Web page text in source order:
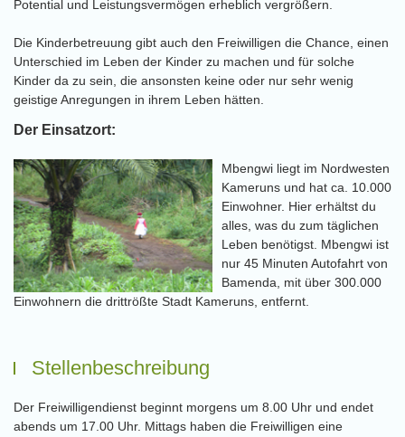
Potential und Leistungsvermögen erheblich vergrößern.
Die Kinderbetreuung gibt auch den Freiwilligen die Chance, einen
Unterschied im Leben der Kinder zu machen und für solche
Kinder da zu sein, die ansonsten keine oder nur sehr wenig
geistige Anregungen in ihrem Leben hätten.
Der Einsatzort:
Mbengwi liegt im Nordwesten
Kameruns und hat ca. 10.000
Einwohner. Hier erhältst du
alles, was du zum täglichen
Leben benötigst. Mbengwi ist
nur 45 Minuten Autofahrt von
Bamenda, mit über 300.000
Einwohnern die drittrößte Stadt Kameruns, entfernt.
Stellenbeschreibung
Der Freiwilligendienst beginnt morgens um 8.00 Uhr und endet
abends um 17.00 Uhr. Mittags haben die Freiwilligen eine